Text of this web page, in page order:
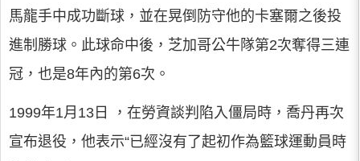
馬龍手中成功斷球，並在晃倒防守他的卡塞爾之後投
進制勝球。此球命中後，芝加哥公牛隊第2次奪得三連
冠，也是8年內的第6次。
1999年1月13日 ，在勞資談判陷入僵局時，喬丹再次
宣布退役，他表示“已經沒有了起初作為籃球運動員時